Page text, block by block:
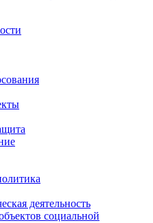
деятельность
социальной